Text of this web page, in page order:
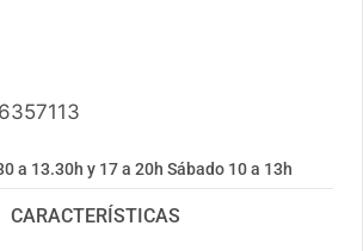
a 13.30h y 17 a 20h Sábado 10 a 13h
CARACTERÍSTICAS